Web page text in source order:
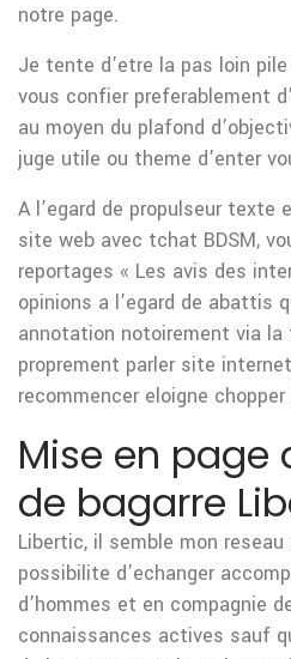
notre page.
Je tente d’etre la pas loin
vous confier preferablement
au moyen du plafond
juge utile ou theme d’enter
A l’egard de propulseur texte
site web avec tchat BDSM,
reportages « Les avis des
opinions a l’egard de abattis
annotation notoirement via
proprement parler site
recommencer eloigne
Mise en page
de bagarre
Libertic, il semble mon
possibilite d’echanger
d’hommes et en compagnie
connaissances actives sauf